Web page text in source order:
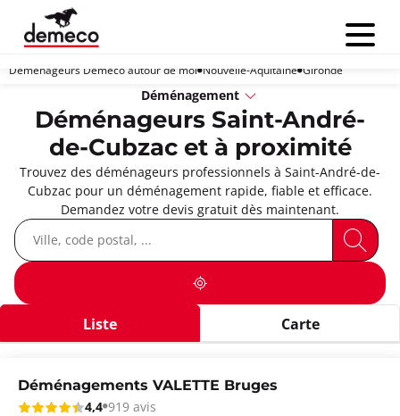
Menu
Déménageurs Demeco autour de moi Nouvelle-Aquitaine Gironde
Déménagement
Déménageurs Saint-André-
de-Cubzac et à proximité
Trouvez des déménageurs professionnels à Saint-André-de-
Cubzac pour un déménagement rapide, fiable et efficace.
Demandez votre devis gratuit dès maintenant.
Liste Carte
Déménagements VALETTE Bruges
4,4 919 avis